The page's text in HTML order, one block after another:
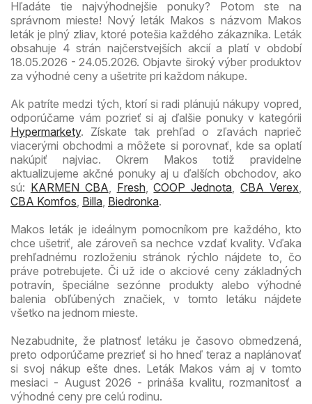
Hľadáte tie najvýhodnejšie ponuky? Potom ste na
správnom mieste! Nový leták Makos s názvom Makos
leták je plný zliav, ktoré potešia každého zákazníka. Leták
obsahuje 4 strán najčerstvejších akcií a platí v období
18.05.2026 - 24.05.2026. Objavte široký výber produktov
za výhodné ceny a ušetrite pri každom nákupe.
Ak patríte medzi tých, ktorí si radi plánujú nákupy vopred,
odporúčame vám pozrieť si aj ďalšie ponuky v kategórii
Hypermarkety. Získate tak prehľad o zľavách naprieč
viacerými obchodmi a môžete si porovnať, kde sa oplatí
nakúpiť najviac. Okrem Makos totiž pravidelne
aktualizujeme akčné ponuky aj u ďalších obchodov, ako
sú: KARMEN CBA Fresh,COOP Jednota ,CBA Verex
CBA Komfos Billa Biedronka.
Makos leták je ideálnym pomocníkom pre každého, kto
chce ušetriť, ale zároveň sa nechce vzdať kvality. Vďaka
prehľadnému rozloženiu stránok rýchlo nájdete to, čo
práve potrebujete. Či už ide o akciové ceny základných
potravín, špeciálne sezónne produkty alebo výhodné
balenia obľúbených značiek, v tomto letáku nájdete
všetko na jednom mieste.
Nezabudnite, že platnosť letáku je časovo obmedzená,
preto odporúčame prezrieť si ho hneď teraz a naplánovať
si svoj nákup ešte dnes. Leták Makos vám aj v tomto
mesiaci - August 2026 - prináša kvalitu, rozmanitosť a
výhodné ceny pre celú rodinu.